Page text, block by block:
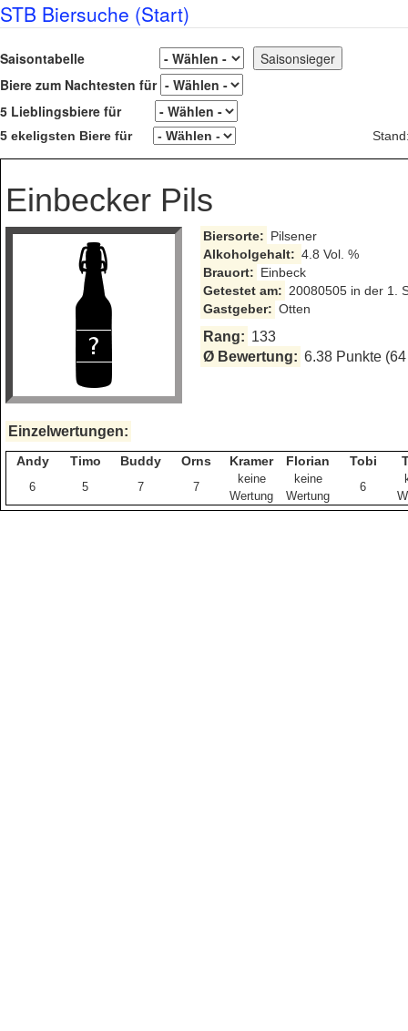
STB Biersuche (Start)
Saisontabelle
Biere zum Nachtesten für
5 Lieblingsbiere für
5 ekeligsten Biere für
Einbecker Pils
Biersorte: Pilsener
Alkoholgehalt: 4.8 Vol. %
Brauort: Einbeck
Getestet am: 20080505 in der 1.
Gastgeber: Otten
Rang: 133
Ø Bewertung: 6.38 Punkte
Einzelwertungen:
Andy Timo Buddy Orns Kramer Florian Tobi
6 5 7 7
keine
Wertung
keine
Wertung
6